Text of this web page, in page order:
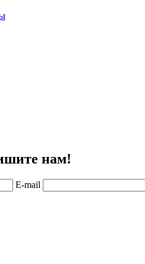
нам!
E-mail